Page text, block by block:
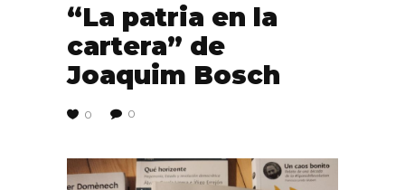
“La patria en la
cartera” de
Joaquim Bosch
0 0